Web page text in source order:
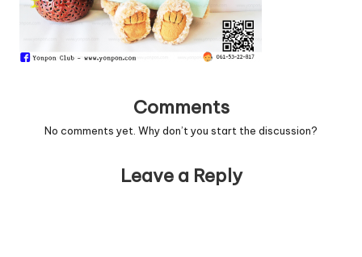
Comments
No comments yet. Why don’t you start the discussion?
Leave a Reply